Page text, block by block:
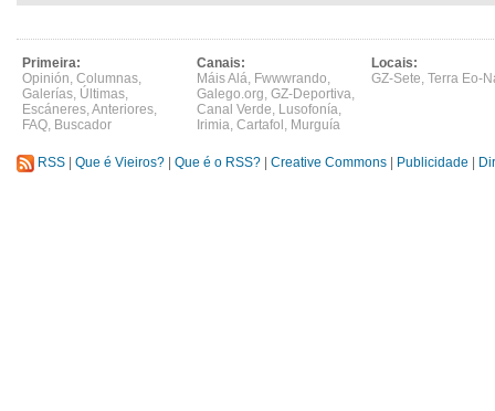
Primeira:
Opinión, Columnas,
Galerías, Últimas,
Escáneres,Anteriores,
FAQ, Buscador
Canais:
Máis Alá, Fwwwrando,
Galego.org, GZ-Deportiva,
Canal Verde, Lusofonía,
Irimia, Cartafol , Murguía
Locais:
GZ-Sete, Terra Eo-
RSS Que é Vieiros? Que é o RSS? Creative Commons Publicidade